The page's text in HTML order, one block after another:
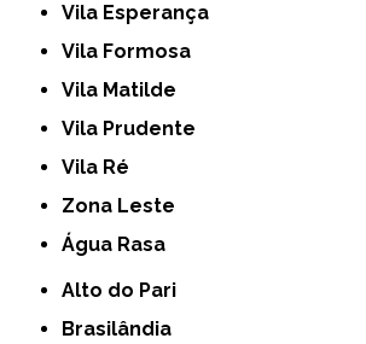
Vila Esperança
Vila Formosa
Vila Matilde
Vila Prudente
Vila Ré
Zona Leste
Água Rasa
Alto do Pari
Brasilândia